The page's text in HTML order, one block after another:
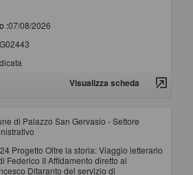
:07/08/2026
G02443
Visualizza scheda
di Palazzo San Gervasio - Settore
Progetto Oltre la storia: Viaggio letterario
Federico II Affidamento diretto al
Ditaranto del servizio di